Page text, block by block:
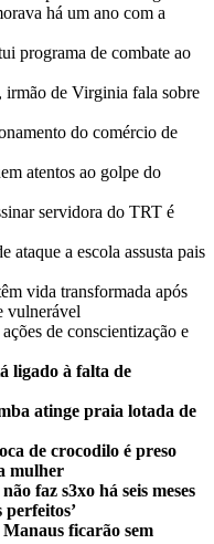
há um ano com a
programa de combate ao
de Virginia fala sobre
do comércio de
atentos ao golpe do
servidora do TRT é
ataque a escola assusta pais
vida transformada após
vulnerável
de conscientização e
ligado à falta de
atinge praia lotada de
de crocodilo é preso
mulher
faz s3xo há seis meses
perfeitos’
ficarão sem